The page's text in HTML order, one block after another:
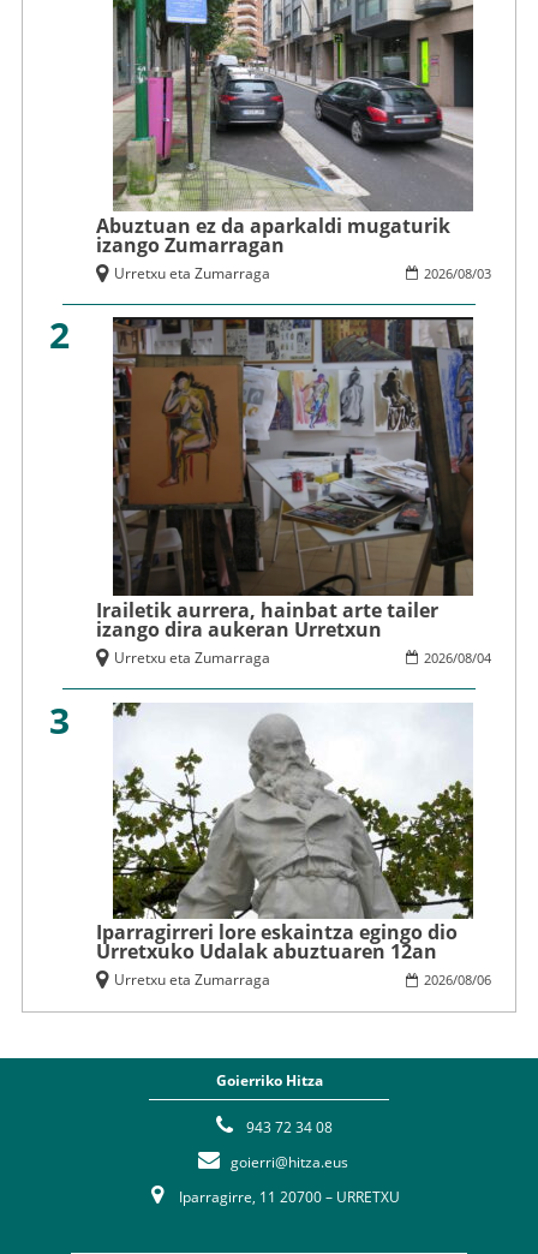
Abuztuan ez da aparkaldi mugaturik
izango Zumarragan
2026/08/03
Urretxu eta Zumarraga
2
Irailetik aurrera, hainbat arte tailer
izango dira aukeran Urretxun
2026/08/04
Urretxu eta Zumarraga
3
Iparragirreri lore eskaintza egingo dio
Urretxuko Udalak abuztuaren 12an
2026/08/06
Urretxu eta Zumarraga
Goierriko Hitza
943 72 34 08
goierri@hitza.eus
Iparragirre, 11 20700 – URRETXU